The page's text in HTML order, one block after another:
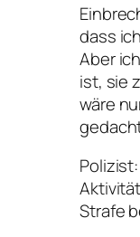
dass
Aber
ist, sie
wäre
Strafe